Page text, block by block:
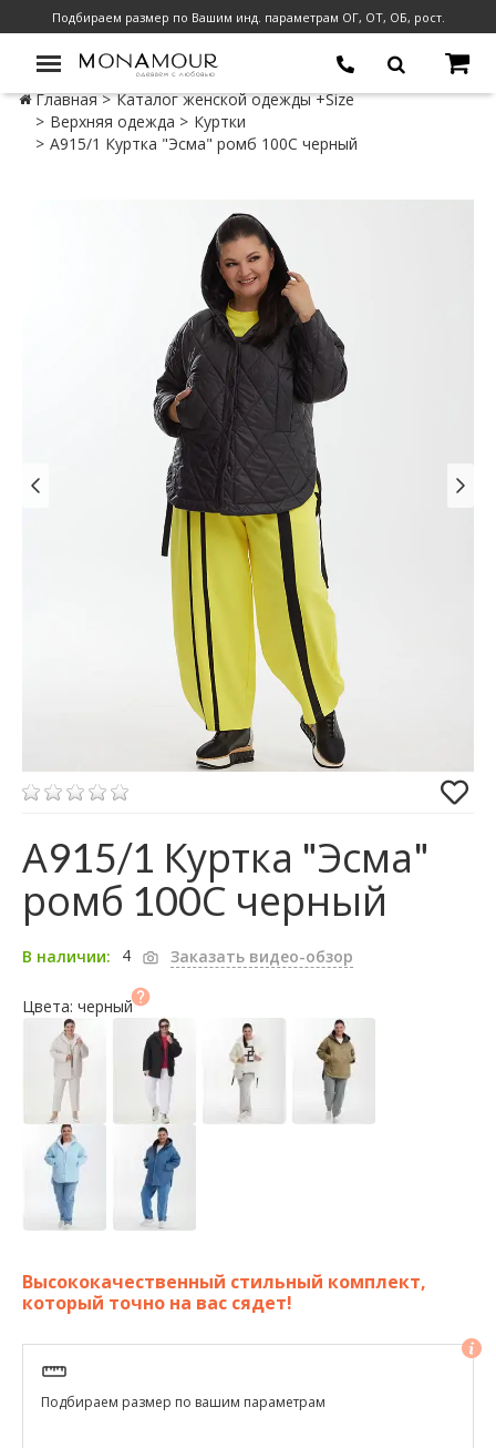
Подбираем размер по Вашим инд. параметрам ОГ, ОТ, ОБ, рост.
Главная
Каталог женской одежды +Size
Верхняя одежда
Куртки
А915/1 Куртка "Эсма" ромб 100С черный
А915/1 Куртка "Эсма"
ромб 100С черный
В наличии: 4 Заказать видео-обзор
Цвета: черный
Высококачественный стильный комплект,
который точно на вас сядет!
Подбираем размер по вашим параметрам